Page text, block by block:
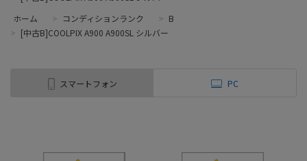
ホーム
> コンディションランク > B
> [中古B]COOLPIX A900 A900SL シルバー
スマートフォン PC